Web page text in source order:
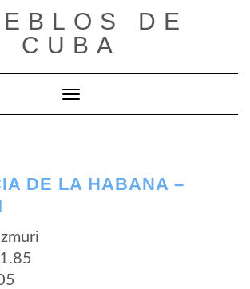
DE
CUBA
Cambiar modo de navegación
DE LA HABANA –